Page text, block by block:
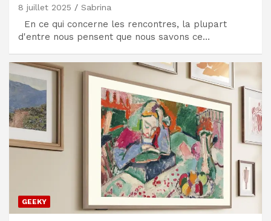
8 juillet 2025 Sabrina
En ce qui concerne les rencontres, la plupart
d'entre nous pensent que nous savons ce…
GEEKY